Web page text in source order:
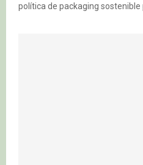
política de packaging sostenible